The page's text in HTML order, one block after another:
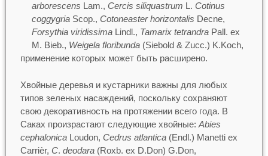
arborescens Lam., Cercis siliquastrum L. Cotinus
coggygriaScop., Cotoneaster horizontalis Decne,
Forsythia viridissimaLindl., Tamarix tetrandraPall. ex
M. Bieb., Weigela floribunda(Siebold & Zucc.) K.Koch,
применение которых может быть расширено.
Хвойные деревья и кустарники важны для любых
типов зеленых насаждений, поскольку сохраняют
свою декоративность на протяжении всего года. В
Саках произрастают следующие хвойные: Abies
cephalonicaLoudon, Cedrus atlantica(Endl.) Manetti ex
Carrièr, C. deodara(Roxb. ex D.Don) G.Don,